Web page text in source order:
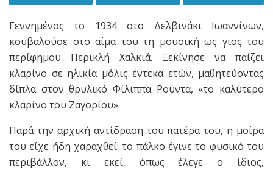
Γεννημένος το 1934 στο Δελβινάκι Ιωαννίνων,
κουβαλούσε στο αίμα του τη μουσική ως γιος του
περίφημου Περικλή Χαλκιά. Ξεκίνησε να παίζει
κλαρίνο σε ηλικία μόλις έντεκα ετών, μαθητεύοντας
δίπλα στον θρυλικό Φίλιππα Ρούντα, «το καλύτερο
κλαρίνο του Ζαγορίου».
Παρά την αρχική αντίδραση του πατέρα του, η μοίρα
του είχε ήδη χαραχθεί: το πάλκο έγινε το φυσικό του
περιβάλλον, κι εκεί, όπως έλεγε ο ίδιος,